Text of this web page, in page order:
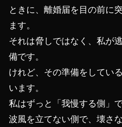
ときに、離婚届を目の前に
ます。
それは脅しではなく、私が
備です。
けれど、その準備をしてい
います。
私はずっと「我慢する側」で
波風を立てない側で、壊さ